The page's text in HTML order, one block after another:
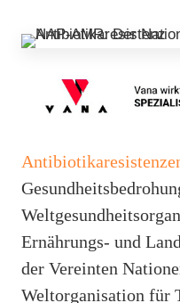
Ernährungs- und
der Vereinten
Weltorganisation für